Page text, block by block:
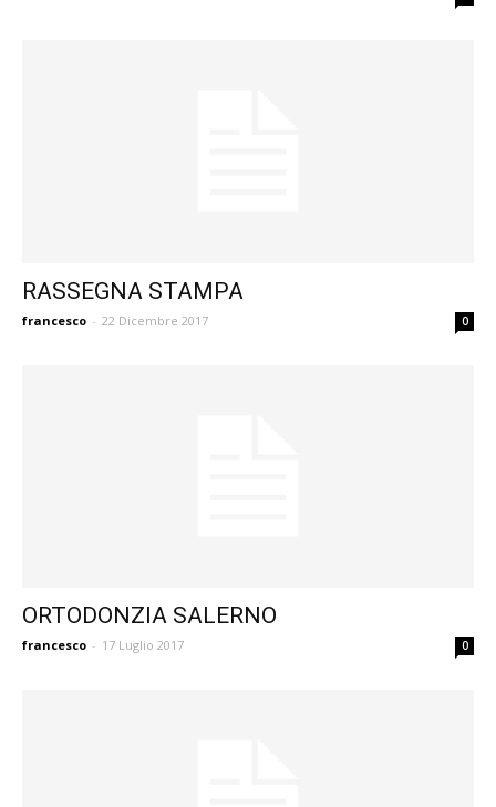
RASSEGNA STAMPA
francesco - 22 Dicembre 2017 0
ORTODONZIA SALERNO
francesco - 17 Luglio 2017 0